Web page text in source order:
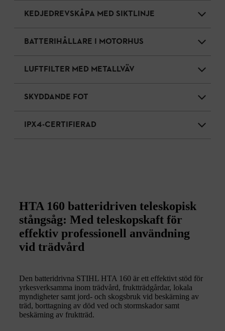
KEDJEDREVSKÅPA MED SIKTLINJE
BATTERIHÅLLARE I MOTORHUS
LUFTFILTER MED METALLVÄV
SKYDDANDE FOT
IPX4-CERTIFIERAD
HTA 160 batteridriven teleskopisk
stångsåg: Med teleskopskaft för
effektiv professionell användning
vid trädvård
Den batteridrivna STIHL HTA 160 är ett effektivt stöd för
yrkesverksamma inom trädvård, fruktträdgårdar, lokala
myndigheter samt jord- och skogsbruk vid beskärning av
träd, borttagning av död ved och stormskador samt
beskärning av fruktträd.